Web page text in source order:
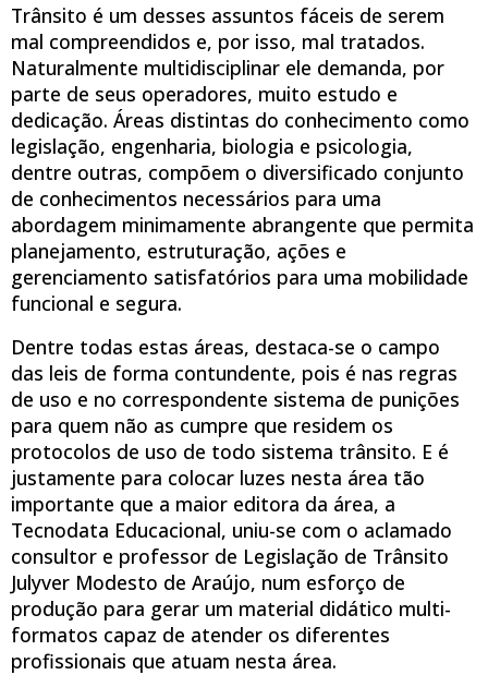
Trânsito é um desses assuntos fáceis de serem
mal compreendidos e, por isso, mal tratados.
Naturalmente multidisciplinar ele demanda, por
parte de seus operadores, muito estudo e
dedicação. Áreas distintas do conhecimento como
legislação, engenharia, biologia e psicologia,
dentre outras, compõem o diversificado conjunto
de conhecimentos necessários para uma
abordagem minimamente abrangente que permita
planejamento, estruturação, ações e
gerenciamento satisfatórios para uma mobilidade
funcional e segura.
Dentre todas estas áreas, destaca-se o campo
das leis de forma contundente, pois é nas regras
de uso e no correspondente sistema de punições
para quem não as cumpre que residem os
protocolos de uso de todo sistema trânsito. E é
justamente para colocar luzes nesta área tão
importante que a maior editora da área, a
Tecnodata Educacional, uniu-se com o aclamado
consultor e professor de Legislação de Trânsito
Julyver Modesto de Araújo, num esforço de
produção para gerar um material didático multi-
formatos capaz de atender os diferentes
profissionais que atuam nesta área.